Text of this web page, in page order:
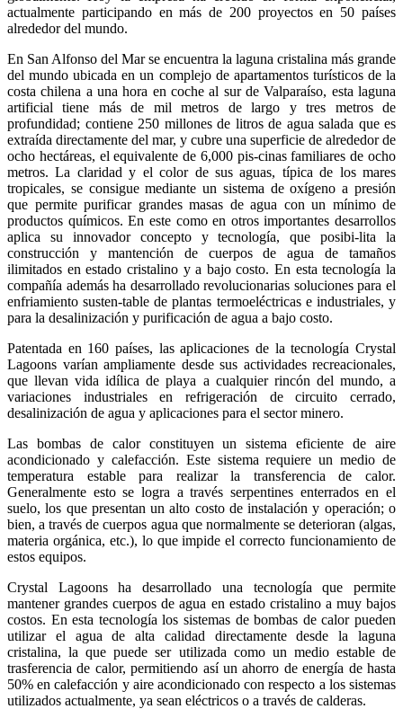
actualmente participando en más de 200 proyectos en 50 países
alrededor del mundo.
En San Alfonso del Mar se encuentra la laguna cristalina más grande
del mundo ubicada en un complejo de apartamentos turísticos de la
costa chilena a una hora en coche al sur de Valparaíso, esta laguna
artificial tiene más de mil metros de largo y tres metros de
profundidad; contiene 250 millones de litros de agua salada que es
extraída directamente del mar, y cubre una superficie de alrededor de
ocho hectáreas, el equivalente de 6,000 pis-cinas familiares de ocho
metros. La claridad y el color de sus aguas, típica de los mares
tropicales, se consigue mediante un sistema de oxígeno a presión
que permite purificar grandes masas de agua con un mínimo de
productos químicos. En este como en otros importantes desarrollos
aplica su innovador concepto y tecnología, que posibi-lita la
construcción y mantención de cuerpos de agua de tamaños
ilimitados en estado cristalino y a bajo costo. En esta tecnología la
compañía además ha desarrollado revolucionarias soluciones para el
enfriamiento susten-table de plantas termoeléctricas e industriales, y
para la desalinización y purificación de agua a bajo costo.
Patentada en 160 países, las aplicaciones de la tecnología Crystal
Lagoons varían ampliamente desde sus actividades recreacionales,
que llevan vida idílica de playa a cualquier rincón del mundo, a
variaciones industriales en refrigeración de circuito cerrado,
desalinización de agua y aplicaciones para el sector minero.
Las bombas de calor constituyen un sistema eficiente de aire
acondicionado y calefacción. Este sistema requiere un medio de
temperatura estable para realizar la transferencia de calor.
Generalmente esto se logra a través serpentines enterrados en el
suelo, los que presentan un alto costo de instalación y operación; o
bien, a través de cuerpos agua que normalmente se deterioran (algas,
materia orgánica, etc.), lo que impide el correcto funcionamiento de
estos equipos.
Crystal Lagoons ha desarrollado una tecnología que permite
mantener grandes cuerpos de agua en estado cristalino a muy bajos
costos. En esta tecnología los sistemas de bombas de calor pueden
utilizar el agua de alta calidad directamente desde la laguna
cristalina, la que puede ser utilizada como un medio estable de
trasferencia de calor, permitiendo así un ahorro de energía de hasta
50% en calefacción y aire acondicionado con respecto a los sistemas
utilizados actualmente, ya sean eléctricos o a través de calderas.